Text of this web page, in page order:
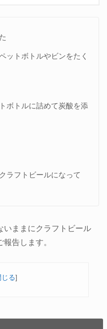
ットボトルやビンをたく
ボトルに詰めて炭酸を添
ラフトビールになって
いままにクラフトビール
告します。
じる]